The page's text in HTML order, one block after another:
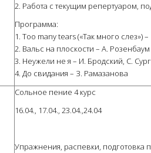
2. Работа с текущим репертуаром,
Программа:
1. Too many tears («Так много слез»)
2. Вальс на плоскости – А. Розенбаум
3. Неужели не я – И. Бродский, С.
4. До свидания – З. Рамазанова
Сольное пение 4 курс
16.04., 17.04., 23.04.,24.04
Упражнения, распевки, подготовка